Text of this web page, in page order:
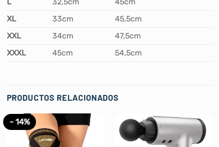
XL
33cm
45,5cm
XXL
34cm
47,5cm
XXXL
45cm 54,5cm
PRODUCTOS RELACIONADOS
- 14%